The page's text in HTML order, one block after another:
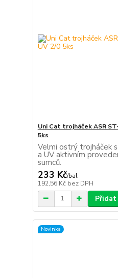
Uni Cat trojháček ASR
5ks
Velmi ostrý trojháček
a UV aktivním
sumců.
233 Kč/bal
192,56 Kč bez DPH
Novinka